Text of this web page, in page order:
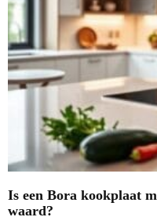
Is een Bora kookplaat
waard?